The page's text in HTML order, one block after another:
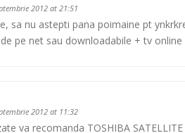
2012 at 21:51
sa nu astepti pana poimaine pt
pe net sau downloadabile + tv online
2012 at 11:32
va recomanda TOSHIBA